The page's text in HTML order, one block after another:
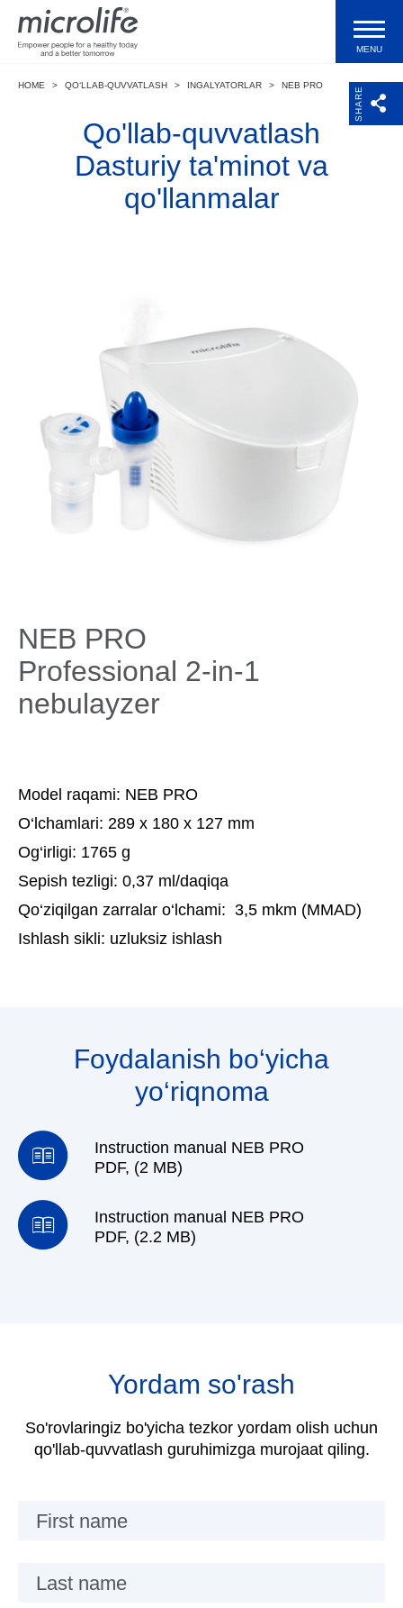
Mahsulotlar
Texnologiyalar
MENU
SHARE
HOME > QO‘LLAB-QUVVATLASH > INGALYATORLAR > NEB PRO
Qo'llab-quvvatlash
Dasturiy ta'minot va
qo'llanmalar
NEB PRO
Professional 2-in-1
nebulayzer
Model raqami: ​NEB PRO
O‘lchamlari: 289 х 180 х 127 mm
Og‘irligi: 1765 g
Sepish tezligi: 0,37 ml/daqiqa
Qo‘ziqilgan zarralar o‘lchami: 3,5 mkm (ММАD)
Ishlash sikli: uzluksiz ishlash
Foydalanish bo‘yicha
yo‘riqnoma
Instruction manual NEB PRO
PDF, (2 MB)
Instruction manual NEB PRO
PDF, (2.2 MB)
Yordam so'rash
So'rovlaringiz bo'yicha tezkor yordam olish uchun
qo'llab-quvvatlash guruhimizga murojaat qiling.
First name
Last name